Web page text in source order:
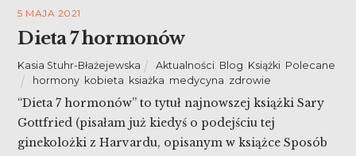
5 MAJA 2021
Dieta 7 hormonów
Kasia Stuhr-Błażejewska Aktualności Blog Książki Polecane
hormony kobieta ksiażka medycyna zdrowie
“Dieta 7 hormonów” to tytuł najnowszej książki Sary
Gottfried (pisałam już kiedyś o podejściu tej
ginekolożki z Harvardu, opisanym w książce Sposób